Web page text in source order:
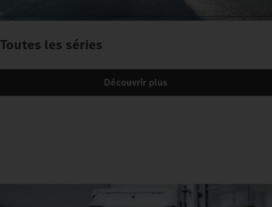
Toutes les séries
Découvrir plus